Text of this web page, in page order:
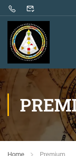
Home Premium